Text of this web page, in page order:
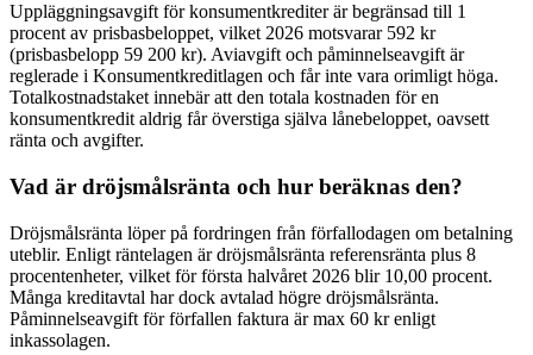
Uppläggningsavgift för konsumentkrediter är begränsad till 1
procent av prisbasbeloppet, vilket 2026 motsvarar 592 kr
(prisbasbelopp 59 200 kr). Aviavgift och påminnelseavgift är
reglerade i Konsumentkreditlagen och får inte vara orimligt höga.
Totalkostnadstaket innebär att den totala kostnaden för en
konsumentkredit aldrig får överstiga själva lånebeloppet, oavsett
ränta och avgifter.
Vad är dröjsmålsränta och hur beräknas den?
Dröjsmålsränta löper på fordringen från förfallodagen om betalning
uteblir. Enligt räntelagen är dröjsmålsränta referensränta plus 8
procentenheter, vilket för första halvåret 2026 blir 10,00 procent.
Många kreditavtal har dock avtalad högre dröjsmålsränta.
Påminnelseavgift för förfallen faktura är max 60 kr enligt
inkassolagen.